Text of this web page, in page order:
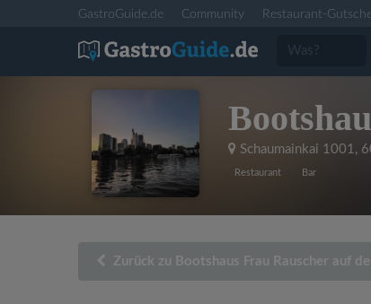
GastroGuide.de Community Restaurant-
Schaumainkai 1001,
Restaurant Bar
Zurück zu Bootshaus Frau Rauscher auf